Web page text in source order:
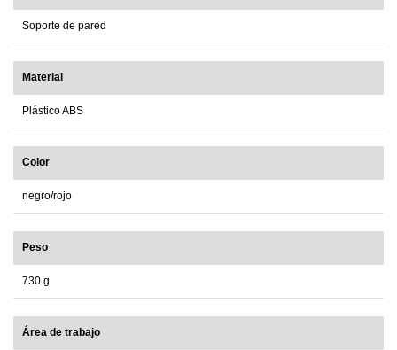
Soporte de pared
Material
Plástico ABS
Color
negro/rojo
Peso
730 g
Área de trabajo